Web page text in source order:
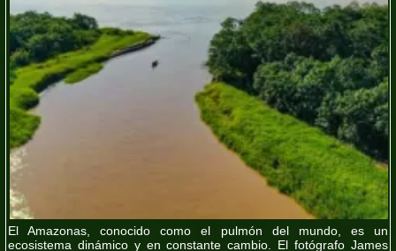
El Amazonas, conocido como el pulmón del mundo, es un
ecosistema dinámico y en constante cambio. El fotógrafo James